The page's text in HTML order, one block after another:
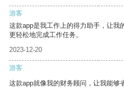
游客
这款app是我工作上的得力助手，让我
更轻松地完成工作任务。
2023-12-20
游客
这款app就像我的财务顾问，让我能够